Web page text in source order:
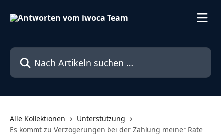
Nach Artikeln suchen …
Alle Kollektionen
Unterstützung
Es kommt zu Verzögerungen bei der Zahlung meiner Rate